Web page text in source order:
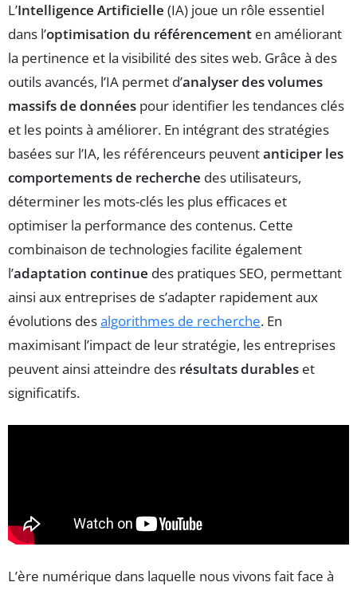
L’Intelligence Artificielle (IA) joue un rôle essentiel
dans l’optimisation du référencement en améliorant
la pertinence et la visibilité des sites web. Grâce à des
outils avancés, l’IA permet d’analyser des volumes
massifs de données pour identifier les tendances clés
et les points à améliorer. En intégrant des stratégies
basées sur l’IA, les référenceurs peuventanticiper les
comportements de recherche des utilisateurs,
déterminer les mots-clés les plus efficaces et
optimiser la performance des contenus. Cette
combinaison de technologies facilite également
l’adaptation continue des pratiques SEO, permettant
ainsi aux entreprises de s’adapter rapidement aux
évolutions desalgorithmes de recherche. En
maximisant l’impact de leur stratégie, les entreprises
peuvent ainsi atteindre des résultats durables et
significatifs.
L’ère numérique dans laquelle nous vivons fait face à